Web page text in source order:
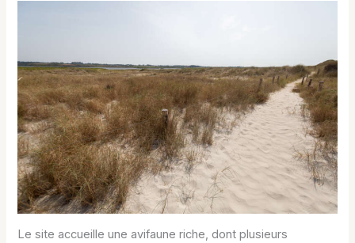
Le site accueille une avifaune riche, dont plusieurs